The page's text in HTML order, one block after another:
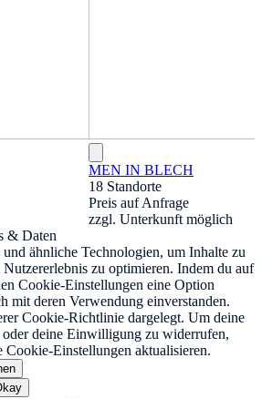
MEN IN BLECH
18 Standorte
Preis auf Anfrage
zzgl. Unterkunft möglich
& Daten
ähnliche Technologien, um Inhalte zu
zu optimieren. Indem du auf
Cookie-Einstellungen eine Option
mit deren Verwendung einverstanden.
Cookie-Richtlinie dargelegt. Um deine
deine Einwilligung zu widerrufen,
Cookie-Einstellungen aktualisieren.